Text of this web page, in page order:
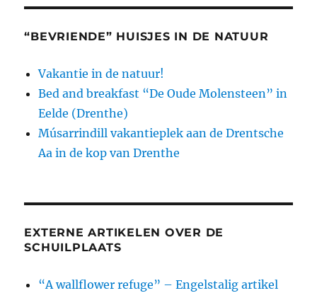
“BEVRIENDE” HUISJES IN DE NATUUR
Vakantie in de natuur!
Bed and breakfast “De Oude Molensteen” in
Eelde (Drenthe)
Músarrindill vakantieplek aan de Drentsche
Aa in de kop van Drenthe
EXTERNE ARTIKELEN OVER DE
SCHUILPLAATS
“A wallflower refuge” – Engelstalig artikel